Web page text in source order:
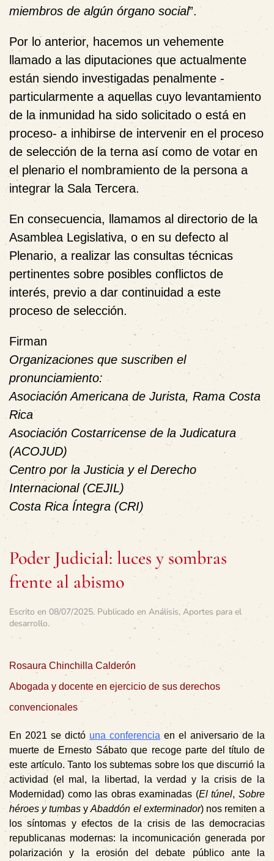
miembros de algún órgano social”.
Por lo anterior, hacemos un vehemente
llamado a las diputaciones que actualmente
están siendo investigadas penalmente -
particularmente a aquellas cuyo levantamiento
de la inmunidad ha sido solicitado o está en
proceso- a inhibirse de intervenir en el proceso
de selección de la terna así como de votar en
el plenario el nombramiento de la persona a
integrar la Sala Tercera.
En consecuencia, llamamos al directorio de la
Asamblea Legislativa, o en su defecto al
Plenario, a realizar las consultas técnicas
pertinentes sobre posibles conflictos de
interés, previo a dar continuidad a este
proceso de selección.
Firman
Organizaciones que suscriben el
pronunciamiento:
Asociación Americana de Jurista, Rama Costa
Rica
Asociación Costarricense de la Judicatura
(ACOJUD)
Centro por la Justicia y el Derecho
Internacional (CEJIL)
Costa Rica Íntegra (CRI)
Poder Judicial: luces y sombras
frente al abismo
Escrito en 08/07/2025. Publicado en Análisis, Aportes para el
desarrollo.
Rosaura Chinchilla Calderón
Abogada y docente en ejercicio de sus derechos
convencionales
En 2021 se dictó una conferencia en el aniversario de la
muerte de Ernesto Sábato que recoge parte del título de
este artículo. Tanto los subtemas sobre los que discurrió la
actividad (el mal, la libertad, la verdad y la crisis de la
Modernidad) como las obras examinadas (El túnel,Sobre
héroes y tumbas yAbaddón el exterminador) nos remiten a
los síntomas y efectos de la crisis de las democracias
republicanas modernas: la incomunicación generada por
polarización y la erosión del debate público ante la